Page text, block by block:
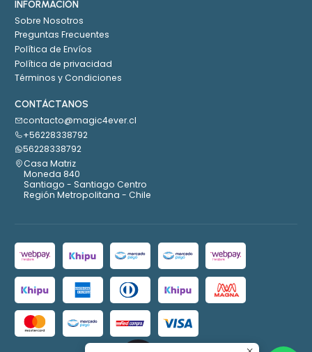
INFORMACIÓN
Sobre Nosotros
Preguntas Frecuentes
Política de Envíos
Política de privacidad
Términos y Condiciones
CONTÁCTANOS
contacto@magic4ever.cl
+56228338792
56228338792
Casa Matriz
Moneda 840
Santiago - Santiago Centro
Región Metropolitana - Chile